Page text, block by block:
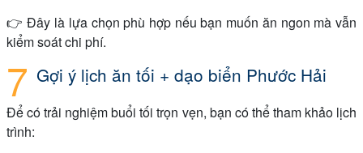
👉 Đây là lựa chọn phù hợp nếu bạn muốn ăn ngon mà vẫn
kiểm soát chi phí.
Gợi ý lịch ăn tối + dạo biển Phước Hải
Để có trải nghiệm buổi tối trọn vẹn, bạn có thể tham khảo lịch
trình: